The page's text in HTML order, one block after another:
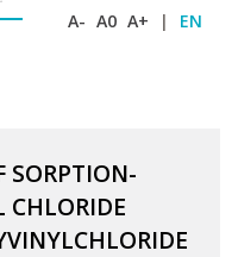
A- A0 A+ | EN
SORPTION-
CHLORIDE